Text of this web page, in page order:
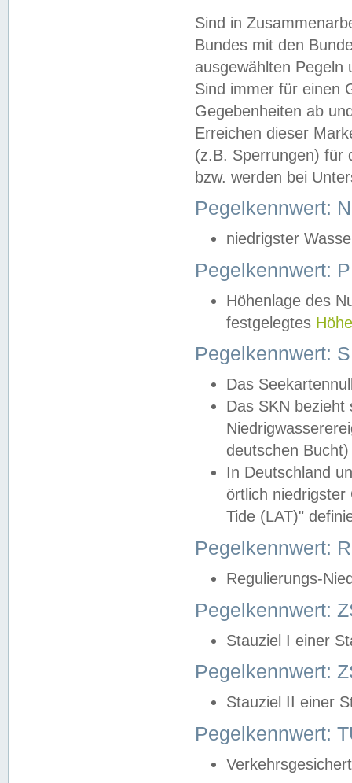
Sind in
Bundes mit den
ausgewählten
Sind immer für einen
Gegebenheiten ab
Erreichen dieser
(z.B. Sperrungen) für
bzw. werden bei
Pegelkennwert:
niedrigster
Pegelkennwert:
Höhenlage des
festgelegtes
Pegelkennwert:
Das
Das SKN
deutschen
In Deutschland
örtlich
Tide (LAT)"
Pegelkennwert:
Regulierungs-
Pegelkennwert:
Stauziel I einer
Pegelkennwert:
Stauziel II einer
Pegelkennwert: